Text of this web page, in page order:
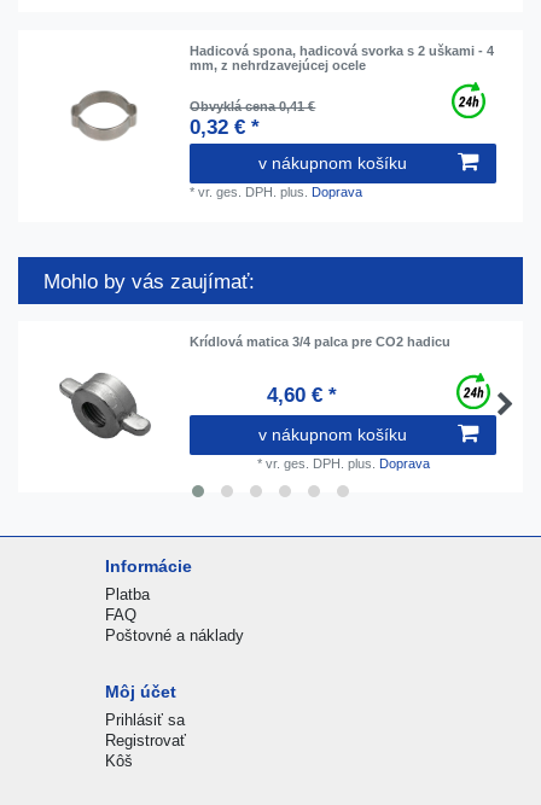
Hadicová spona, hadicová svorka s 2 uškami - 4
mm, z nehrdzavejúcej ocele
Obvyklá cena 0,41 €
0,32 € *
v nákupnom košíku
*vr. ges. DPH. plus. Doprava
Mohlo by vás zaujímať:
Krídlová matica 3/4 palca pre CO2 hadicu
4,60 € *
v nákupnom košíku
* vr. ges. DPH. plus. Doprava
Informácie
Platba
FAQ
Poštovné a náklady
Môj účet
Prihlásiť sa
Registrovať
Kôš